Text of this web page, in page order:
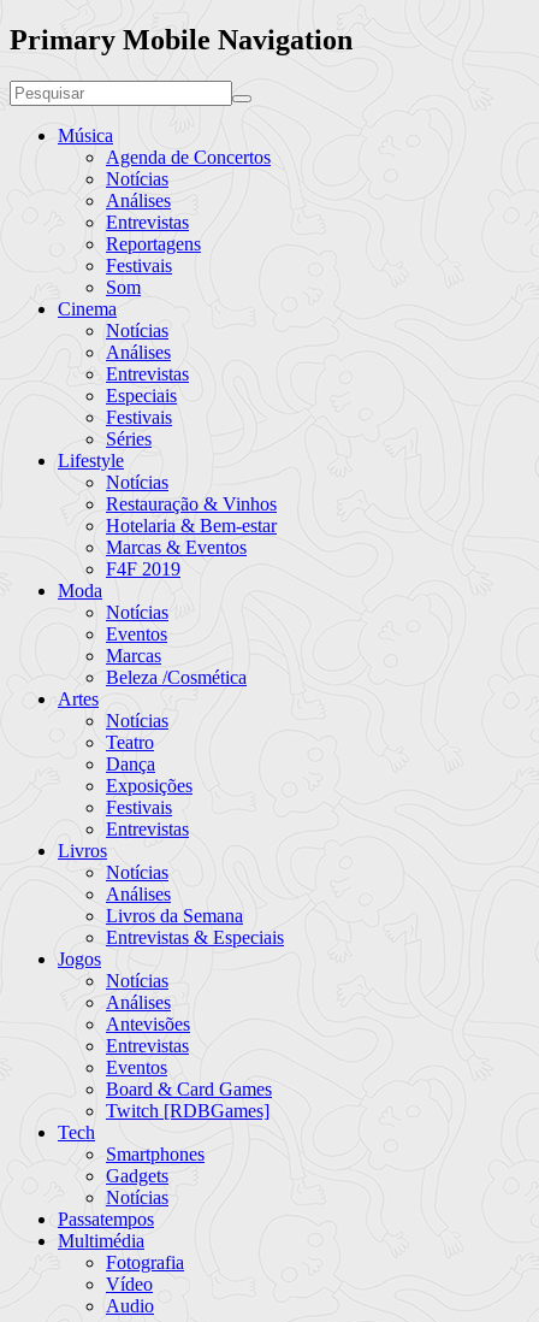
Primary Mobile Navigation
Música
Agenda de Concertos
Notícias
Análises
Entrevistas
Reportagens
Festivais
Som
Cinema
Notícias
Análises
Entrevistas
Especiais
Festivais
Séries
Lifestyle
Notícias
Restauração & Vinhos
Hotelaria & Bem-estar
Marcas & Eventos
F4F 2019
Moda
Notícias
Eventos
Marcas
Beleza /Cosmética
Artes
Notícias
Teatro
Dança
Exposições
Festivais
Entrevistas
Livros
Notícias
Análises
Livros da Semana
Entrevistas & Especiais
Jogos
Notícias
Análises
Antevisões
Entrevistas
Eventos
Board & Card Games
Twitch [RDBGames]
Tech
Smartphones
Gadgets
Notícias
Passatempos
Multimédia
Fotografia
Vídeo
Audio